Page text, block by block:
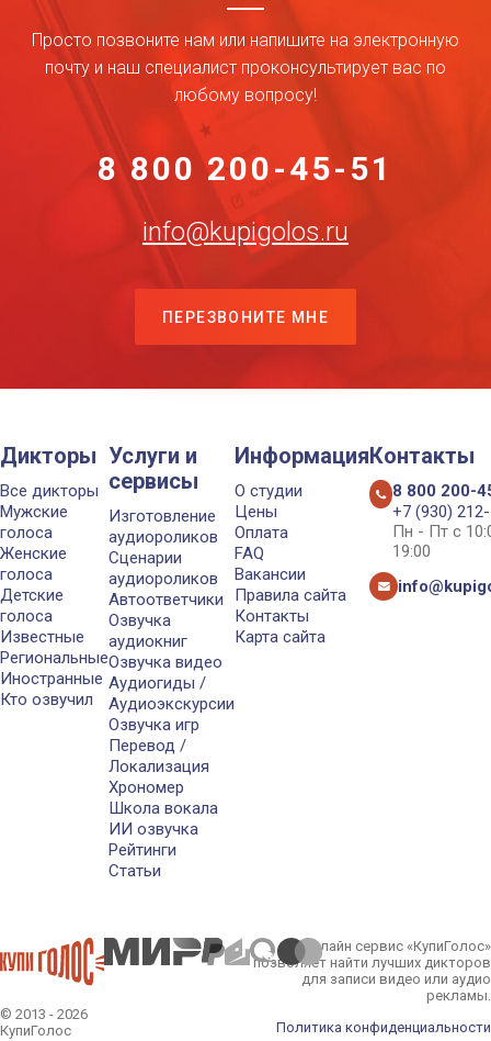
Просто позвоните нам или напишите на электронную
почту и наш специалист проконсультирует вас по
любому вопросу!
8 800 200-45-51
info@kupigolos.ru
ПЕРЕЗВОНИТЕ МНЕ
Дикторы
Все дикторы
Мужские
голоса
Женские
голоса
Детские
голоса
Известные
Региональные
Иностранные
Кто озвучил
Услуги и
сервисы
Изготовление
аудиороликов
Сценарии
аудиороликов
Автоответчики
Озвучка
аудиокниг
Озвучка видео
Аудиогиды /
Аудиоэкскурсии
Озвучка игр
Перевод /
Локализация
Хрономер
Школа вокала
ИИ озвучка
Рейтинги
Статьи
Информация
О студии
Цены
Оплата
FAQ
Вакансии
Правила сайта
Контакты
Карта сайта
Контакты
8 800 200-
+7 (930)
Пн - Пт с
19:00
© 2013 - 2026
КупиГолос
Онлайн сервис «КупиГолос»
позволяет найти лучших дикторов
для записи видео или аудио
рекламы.
Политика конфиденциальности